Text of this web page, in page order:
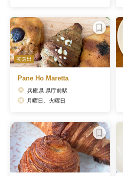
初選出
Pane Ho Maretta
兵庫県 県庁前駅
月曜日、火曜日